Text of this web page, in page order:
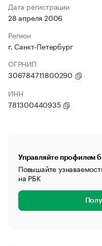
Дата регистрации
28 апреля 2006
Регион
г. Санкт-Петербург
ОГРНИП
306784711800290
ИНН
781300440935
Управляйте профилем
Повышайте
на РБК